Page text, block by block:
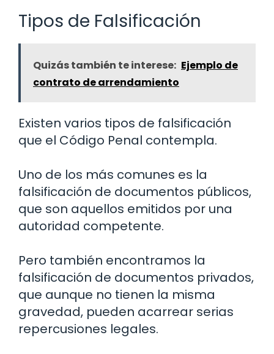
Tipos de Falsificación
Quizás también te interese: Ejemplo de
contrato de arrendamiento
Existen varios tipos de falsificación
que el Código Penal contempla.
Uno de los más comunes es la
falsificación de documentos públicos,
que son aquellos emitidos por una
autoridad competente.
Pero también encontramos la
falsificación de documentos privados,
que aunque no tienen la misma
gravedad, pueden acarrear serias
repercusiones legales.